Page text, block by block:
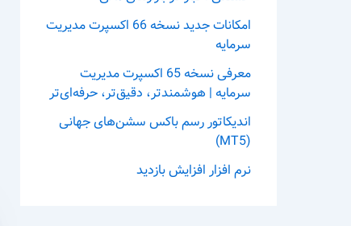
امکانات جدید نسخه 66 اکسپرت مدیریت
سرمایه
معرفی نسخه 65 اکسپرت مدیریت
سرمایه | هوشمندتر، دقیق‌تر، حرفه‌ای‌تر
اندیکاتور رسم باکس سشن‌های جهانی
(MT5)
نرم افزار افزایش بازدید